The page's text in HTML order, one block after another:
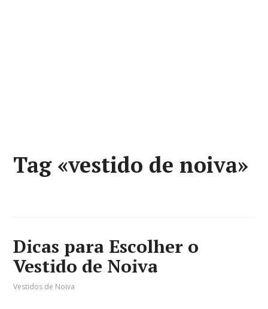
Tag «vestido de noiva»
Dicas para Escolher o
Vestido de Noiva
Vestidos de Noiva